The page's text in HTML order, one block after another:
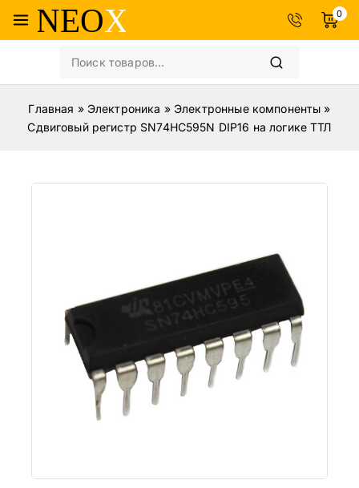
0
Главная » Электроника » Электронные компоненты »
Сдвиговый регистр SN74HC595N DIP16 на логике ТТЛ